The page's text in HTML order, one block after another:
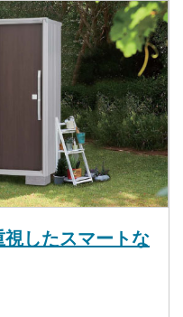
したスマートな